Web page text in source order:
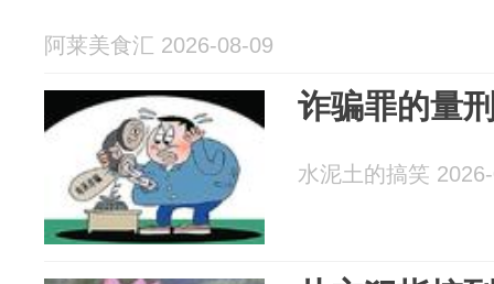
阿莱美食汇 2026-08-09
诈骗罪的量
水泥土的搞笑